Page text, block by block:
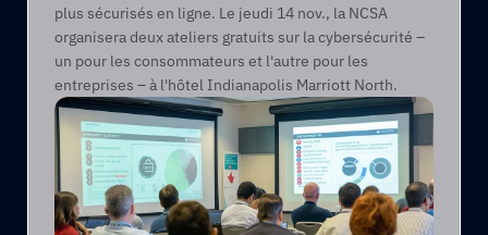
plus sécurisés en ligne. Le jeudi 14 nov., la NCSA
organisera deux ateliers gratuits sur la cybersécurité –
un pour les consommateurs et l'autre pour les
entreprises – à l'hôtel Indianapolis Marriott North.